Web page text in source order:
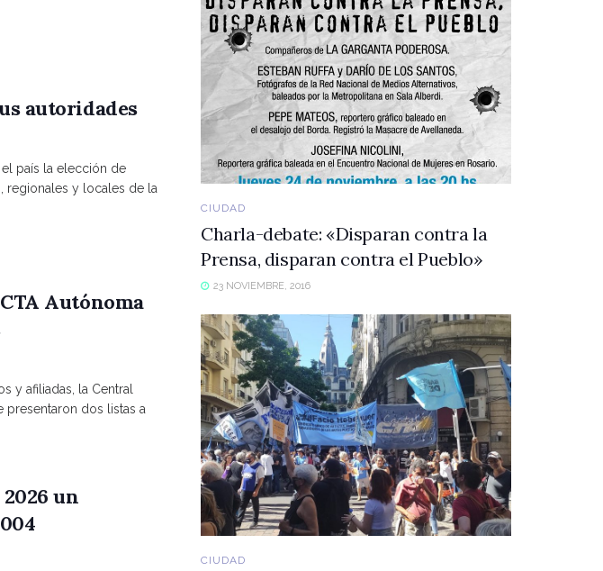
autoridades
país la elección de
regionales y locales de la
Autónoma
y afiliadas, la Central
presentaron dos listas a
un
CIUDAD
Charla-debate: «Disparan contra la
Prensa, disparan contra el Pueblo»
23 NOVIEMBRE, 2016
CIUDAD